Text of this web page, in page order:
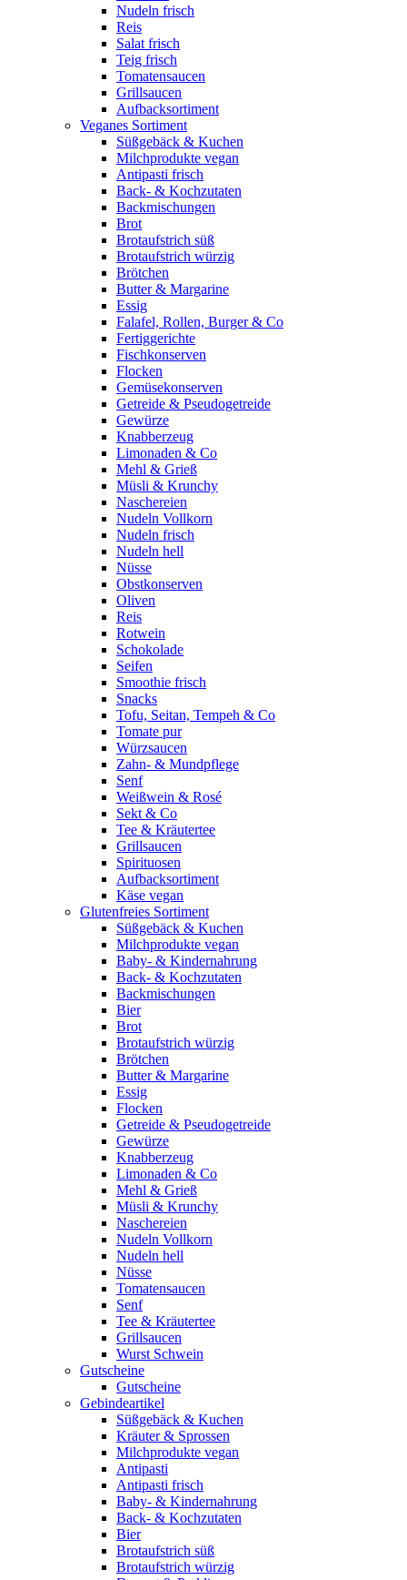
Nudeln frisch
Reis
Salat frisch
Teig frisch
Tomatensaucen
Grillsaucen
Aufbacksortiment
Veganes Sortiment
Süßgebäck & Kuchen
Milchprodukte vegan
Antipasti frisch
Back- & Kochzutaten
Backmischungen
Brot
Brotaufstrich süß
Brotaufstrich würzig
Brötchen
Butter & Margarine
Essig
Falafel, Rollen, Burger & Co
Fertiggerichte
Fischkonserven
Flocken
Gemüsekonserven
Getreide & Pseudogetreide
Gewürze
Knabberzeug
Limonaden & Co
Mehl & Grieß
Müsli & Krunchy
Naschereien
Nudeln Vollkorn
Nudeln frisch
Nudeln hell
Nüsse
Obstkonserven
Oliven
Reis
Rotwein
Schokolade
Seifen
Smoothie frisch
Snacks
Tofu, Seitan, Tempeh & Co
Tomate pur
Würzsaucen
Zahn- & Mundpflege
Senf
Weißwein & Rosé
Sekt & Co
Tee & Kräutertee
Grillsaucen
Spirituosen
Aufbacksortiment
Käse vegan
Glutenfreies Sortiment
Süßgebäck & Kuchen
Milchprodukte vegan
Baby- & Kindernahrung
Back- & Kochzutaten
Backmischungen
Bier
Brot
Brotaufstrich würzig
Brötchen
Butter & Margarine
Essig
Flocken
Getreide & Pseudogetreide
Gewürze
Knabberzeug
Limonaden & Co
Mehl & Grieß
Müsli & Krunchy
Naschereien
Nudeln Vollkorn
Nudeln hell
Nüsse
Tomatensaucen
Senf
Tee & Kräutertee
Grillsaucen
Wurst Schwein
Gutscheine
Gutscheine
Gebindeartikel
Süßgebäck & Kuchen
Kräuter & Sprossen
Milchprodukte vegan
Antipasti
Antipasti frisch
Baby- & Kindernahrung
Back- & Kochzutaten
Bier
Brotaufstrich süß
Brotaufstrich würzig